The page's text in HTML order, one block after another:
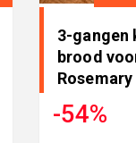
3-gangen
brood
Rosemary
-54%